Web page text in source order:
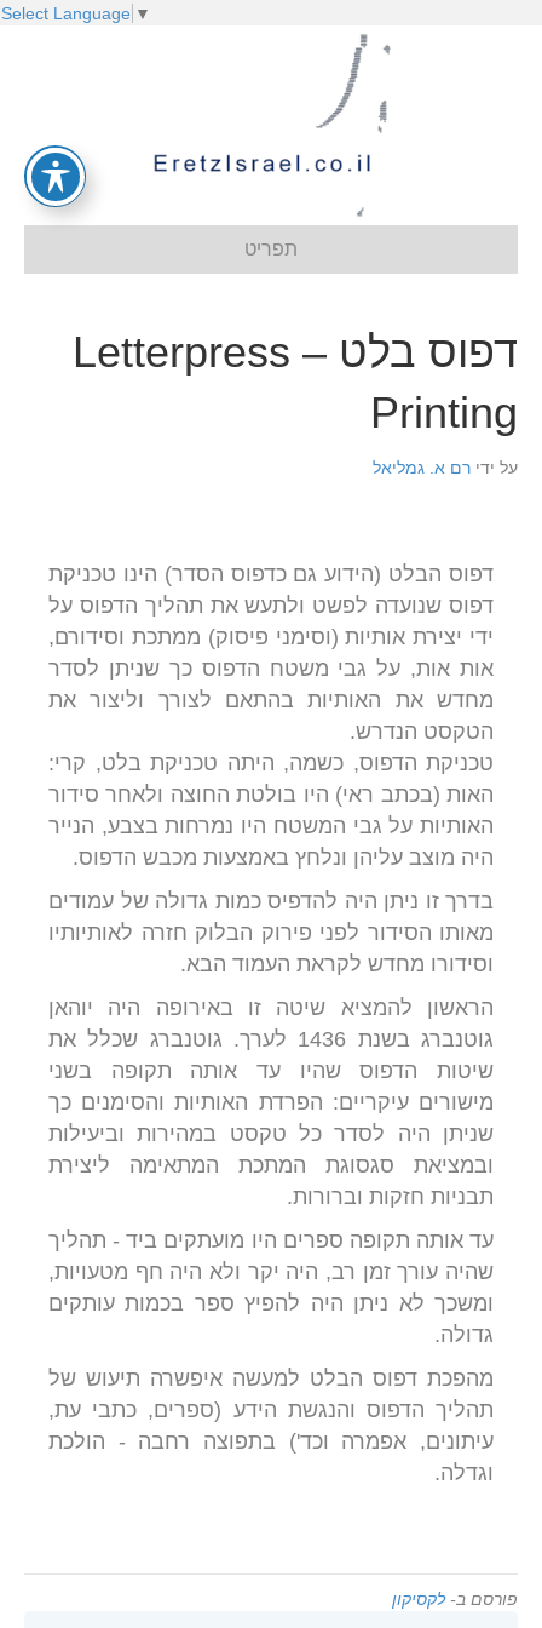
Select Language ▼
תפריט
דפוס בלט – Letterpress
Printing
על ידי רם א. גמליאל
דפוס הבלט (הידוע גם כדפוס הסדר) הינו טכניקת
דפוס שנועדה לפשט ולתעש את תהליך הדפוס על
ידי יצירת אותיות (וסימני פיסוק) ממתכת וסידורם,
אות אות, על גבי משטח הדפוס כך שניתן לסדר
מחדש את האותיות בהתאם לצורך וליצור את
הטקסט הנדרש.
טכניקת הדפוס, כשמה, היתה טכניקת בלט, קרי:
האות (בכתב ראי) היו בולטת החוצה ולאחר סידור
האותיות על גבי המשטח היו נמרחות בצבע, הנייר
היה מוצב עליהן ונלחץ באמצעות מכבש הדפוס.
בדרך זו ניתן היה להדפיס כמות גדולה של עמודים
מאותו הסידור לפני פירוק הבלוק חזרה לאותיותיו
וסידורו מחדש לקראת העמוד הבא.
הראשון להמציא שיטה זו באירופה היה יוהאן
גוטנברג בשנת 1436 לערך. גוטנברג שכלל את
שיטות הדפוס שהיו עד אותה תקופה בשני
מישורים עיקריים: הפרדת האותיות והסימנים כך
שניתן היה לסדר כל טקסט במהירות וביעילות
ובמציאת סגסוגת המתכת המתאימה ליצירת
תבניות חזקות וברורות.
עד אותה תקופה ספרים היו מועתקים ביד - תהליך
שהיה עורך זמן רב, היה יקר ולא היה חף מטעויות,
ומשכך לא ניתן היה להפיץ ספר בכמות עותקים
גדולה.
מהפכת דפוס הבלט למעשה איפשרה תיעוש של
תהליך הדפוס והנגשת הידע (ספרים, כתבי עת,
עיתונים, אפמרה וכד') בתפוצה רחבה - הולכת
וגדלה.
פורסם ב-לקסיקון